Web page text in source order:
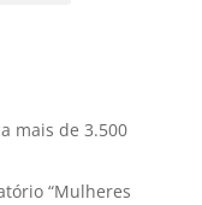
mais de 3.500
“Mulheres